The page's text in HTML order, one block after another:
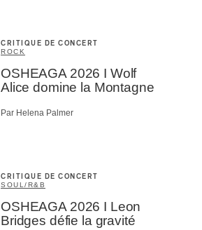
CRITIQUE DE CONCERT
ROCK
OSHEAGA 2026 I Wolf
Alice domine la Montagne
Par Helena Palmer
CRITIQUE DE CONCERT
SOUL/R&B
OSHEAGA 2026 I Leon
Bridges défie la gravité